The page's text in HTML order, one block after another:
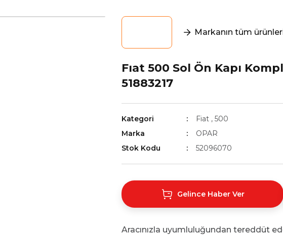
Markanın tüm
Fıat 500 Sol Ön Kapı
51883217
Kategori Fiat , 500
Marka
OPAR
Stok Kodu
52096070
Gelince Haber Ver
Aracınızla uyumluluğundan tereddüt